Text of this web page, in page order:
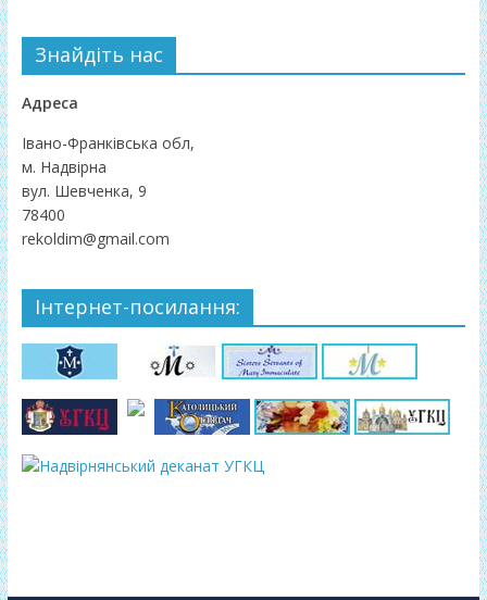
Знайдіть нас
Адреса
Івано-Франківська обл,
м. Надвірна
вул. Шевченка, 9
78400
rekoldim@gmail.com
Інтернет-посилання: